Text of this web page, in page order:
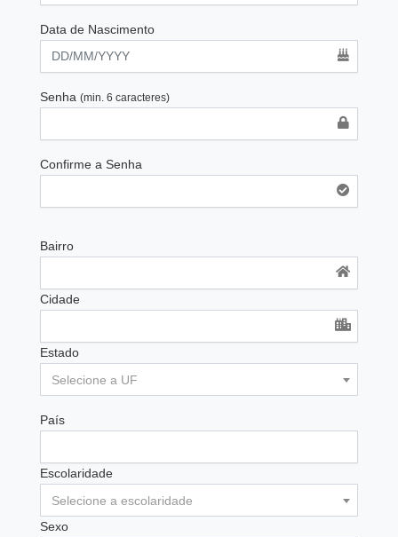
Data de Nascimento
Senha (min. 6 caracteres)
Confirme a Senha
Bairro
Cidade
Estado
Selecione a UF
País
Escolaridade
Selecione a escolaridade
Sexo